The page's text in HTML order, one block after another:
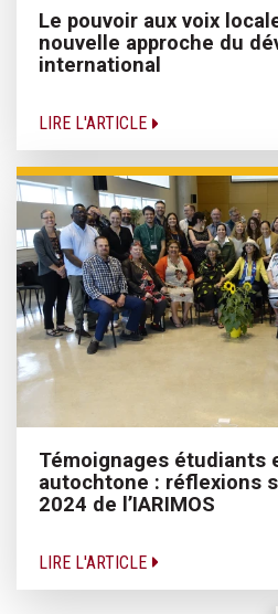
Le pouvoir aux voix
nouvelle approche du
international
LIRE L'ARTICLE
Témoignages étudiants
autochtone : réflexions
2024 de l’IARIMOS
LIRE L'ARTICLE